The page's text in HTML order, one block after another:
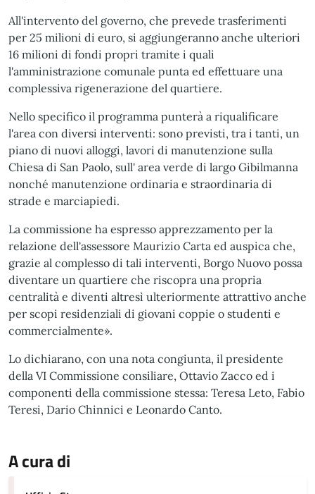
All'intervento del governo, che prevede trasferimenti
per 25 milioni di euro, si aggiungeranno anche ulteriori
16 milioni di fondi propri tramite i quali
l'amministrazione comunale punta ed effettuare una
complessiva rigenerazione del quartiere.
Nello specifico il programma punterà a riqualificare
l'area con diversi interventi: sono previsti, tra i tanti, un
piano di nuovi alloggi, lavori di manutenzione sulla
Chiesa di San Paolo, sull' area verde di largo Gibilmanna
nonché manutenzione ordinaria e straordinaria di
strade e marciapiedi.
La commissione ha espresso apprezzamento per la
relazione dell'assessore Maurizio Carta ed auspica che,
grazie al complesso di tali interventi, Borgo Nuovo possa
diventare un quartiere che riscopra una propria
centralità e diventi altresì ulteriormente attrattivo anche
per scopi residenziali di giovani coppie o studenti e
commercialmente».
Lo dichiarano, con una nota congiunta, il presidente
della VI Commissione consiliare, Ottavio Zacco ed i
componenti della commissione stessa: Teresa Leto, Fabio
Teresi, Dario Chinnici e Leonardo Canto.
A cura di